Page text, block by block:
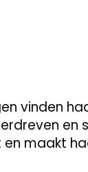
vinden
en
maakt